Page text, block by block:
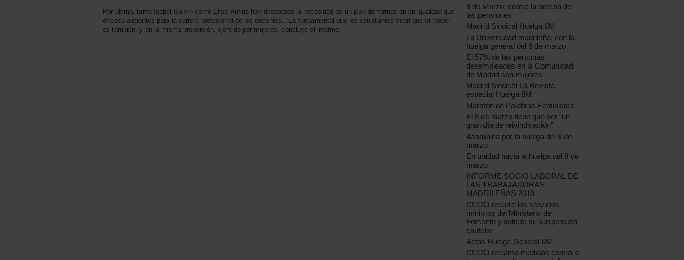
Por último, tanto Isabel Galvín como Elisa Rufino han destacado la necesidad de un plan de formación en igualdad que
ofrezca alicientes para la carrera profesional de los docentes. “Es fundamental que los estudiantes vean que el “poder”
es también, y en la misma proporción, ejercido por mujeres, concluye el informe.
8 de Marzo: contra la brecha de
las pensiones
Madrid Sindical Huelga 8M
La Universidad madrileña, con la
huelga general del 8 de marzo
El 57% de las personas
desempleadas en la Comunidad
de Madrid son mujeres
Madrid Sindical La Revista,
especial Huelga 8M
Maratón de Palabras Feministas
El 8 de marzo tiene que ser “un
gran día de reivindicación”
Asamblea por la huelga del 8 de
marzo
En unidad hacia la huelga del 8 de
marzo
INFORME SOCIO LABORAL DE
LAS TRABAJADORAS
MADRILEÑAS 2018
CCOO recurre los servicios
mínimos del Ministerio de
Fomento y solicita su suspensión
cautelar
Actos Huelga General 8M
CCOO reclama medidas contra la